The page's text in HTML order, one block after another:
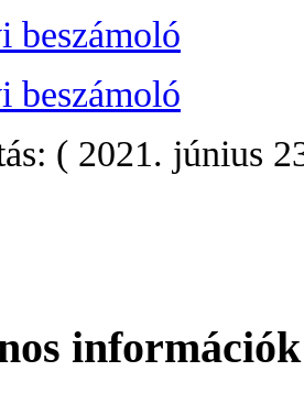
beszámoló
beszámoló
( 2021. június
információk